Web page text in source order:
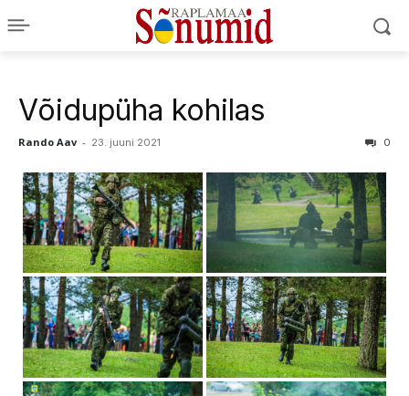
Võidupüha kohilas
Rando Aav - 23. juuni 2021 0